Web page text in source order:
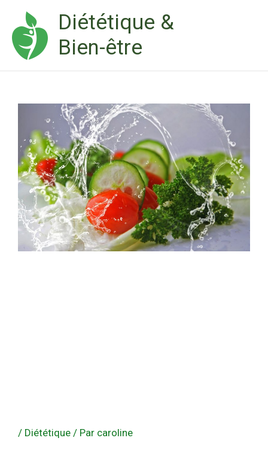
contenu
Diététique &
Bien-être
/ Diététique/ Par caroline